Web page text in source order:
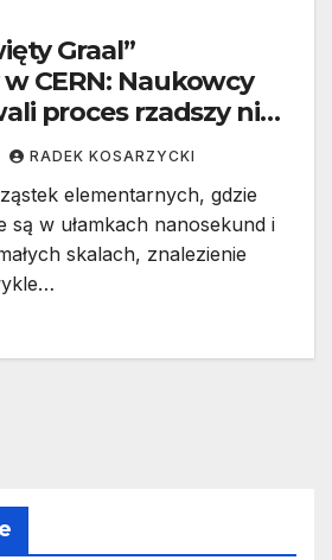
Graal”
CERN: Naukowcy
proces rzadszy niż
RADEK KOSARZYCKI
elementarnych, gdzie
są w ułamkach nanosekund i
skalach, znalezienie